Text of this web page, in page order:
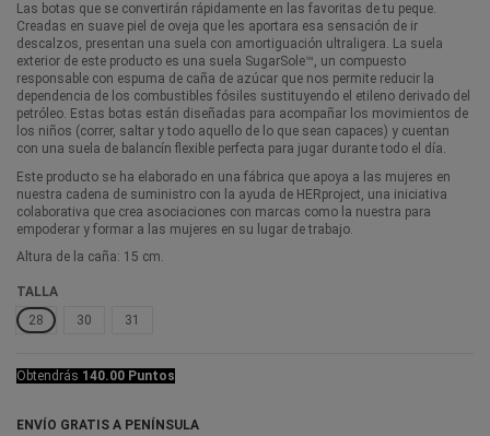
Las botas que se convertirán rápidamente en las favoritas de tu peque.
Creadas en suave piel de oveja que les aportara esa sensación de ir
descalzos, presentan una suela con amortiguación ultraligera. La suela
exterior de este producto es una suela SugarSole™, un compuesto
responsable con espuma de caña de azúcar que nos permite reducir la
dependencia de los combustibles fósiles sustituyendo el etileno derivado del
petróleo. Estas botas están diseñadas para acompañar los movimientos de
los niños (correr, saltar y todo aquello de lo que sean capaces) y cuentan
con una suela de balancín flexible perfecta para jugar durante todo el día.
Este producto se ha elaborado en una fábrica que apoya a las mujeres en
nuestra cadena de suministro con la ayuda de HERproject, una iniciativa
colaborativa que crea asociaciones con marcas como la nuestra para
empoderar y formar a las mujeres en su lugar de trabajo.
Altura de la caña: 15 cm.
TALLA
28
30 31
Obtendrás 140.00 Puntos
ENVÍO GRATIS A PENÍNSULA